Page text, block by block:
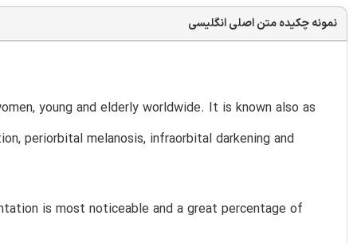
نمونه چکیده متن اصلی انگلیسی
young and elderly worldwide. It is known also as
periorbital melanosis, infraorbital darkening and
is most noticeable and a great percentage of